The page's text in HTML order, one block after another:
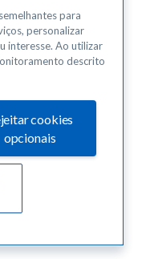
para
personalizar
interesse. Ao utilizar
descrito
cookies
opcionais